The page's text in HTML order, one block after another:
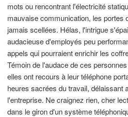
mots ou rencontrant l'électricité
mauvaise communication, les portes
jamais scellées. Hélas, l'intrigue
audacieuse d'employés peu
appels qui pourraient enrichir les
Témoin de l'audace de ces
elles ont recours à leur téléphone
heures sacrées du travail, délaissant
l'entreprise. Ne craignez rien, cher
dans le giron d'un système